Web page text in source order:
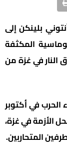
بلينكن إلى
المكثفة
في غزة من
في أكتوبر
الأزمة في غزة،
المتحاربين.